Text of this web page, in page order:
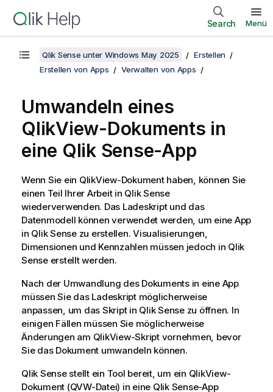
Search Menü
Qlik Sense unter Windows May 2025
Erstellen
Erstellen von Apps
Verwalten von Apps
Umwandeln eines
QlikView-Dokuments in
eine Qlik Sense-App
Wenn Sie ein QlikView-Dokument haben, können Sie
einen Teil Ihrer Arbeit in Qlik Sense
wiederverwenden. Das Ladeskript und das
Datenmodell können verwendet werden, um eine App
in Qlik Sensezu erstellen. Visualisierungen,
Dimensionen und Kennzahlen müssen jedoch in Qlik
Senseerstellt werden.
Nach der Umwandlung des Dokuments in eine App
müssen Sie das Ladeskript möglicherweise
anpassen, um das Skript in Qlik Sensezu öffnen. In
einigen Fällen müssen Sie möglicherweise
Änderungen am QlikView-Skript vornehmen, bevor
Sie das Dokument umwandeln können.
Qlik Sensestellt ein Tool bereit, um ein QlikView-
Dokument (QVW-Datei) in eine Qlik Sense-App